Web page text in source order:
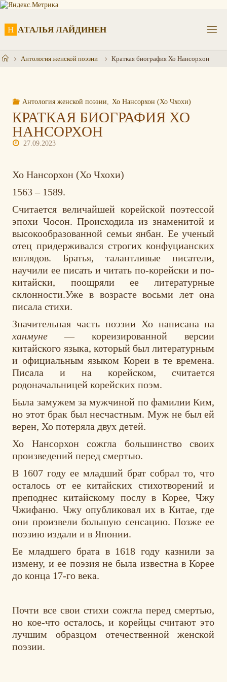
Перейти
Н АТАЛЬЯ ЛАЙДИНЕН
ГлавнаяАнтология женской поэзии Краткая биография Хо Нансорхон
Антология женской поэзии Хо Нансорхон (Хо Чхохи)
КРАТКАЯ БИОГРАФИЯ ХО
НАНСОРХОН
27.09.2023
Хо Нансорхон (Хо Чхохи)
1563 – 1589.
Считается величайшей корейской поэтессой
эпохи Чосон. Происходила из знаменитой и
высокообразованной семьи янбан. Ее ученый
отец придерживался строгих конфуцианских
взглядов. Братья, талантливые писатели,
научили ее писать и читать по-корейски и по-
китайски, поощряли ее литературные
склонности.Уже в возрасте восьми лет она
писала стихи.
Значительная часть поэзии Хо написана на
ханмуне— кореизированной версии
китайского языка, который был литературным
и официальным языком Кореи в те времена.
Писала и на корейском, считается
родоначальницей корейских поэм.
Была замужем за мужчиной по фамилии Ким,
но этот брак был несчастным. Муж не был ей
верен, Хо потеряла двух детей.
Хо Нансорхон сожгла большинство своих
произведений перед смертью.
В 1607 году ее младший брат собрал то, что
осталось от ее китайских стихотворений и
преподнес китайскому послу в Корее, Чжу
Чжифаню. Чжу опубликовал их в Китае, где
они произвели большую сенсацию. Позже ее
поэзию издали и в Японии.
Ее младшего брата в 1618 году казнили за
измену, и ее поэзия не была известна в Корее
до конца 17-го века.
Почти все свои стихи сожгла перед смертью,
но кое-что осталось, и корейцы считают это
лучшим образцом отечественной женской
поэзии.